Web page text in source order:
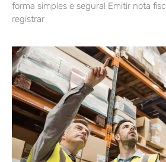
forma simples e segura! Emitir nota
registrar